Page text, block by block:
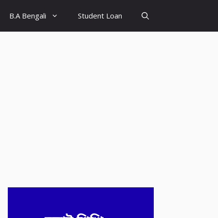
B.A Bengali Student Loan